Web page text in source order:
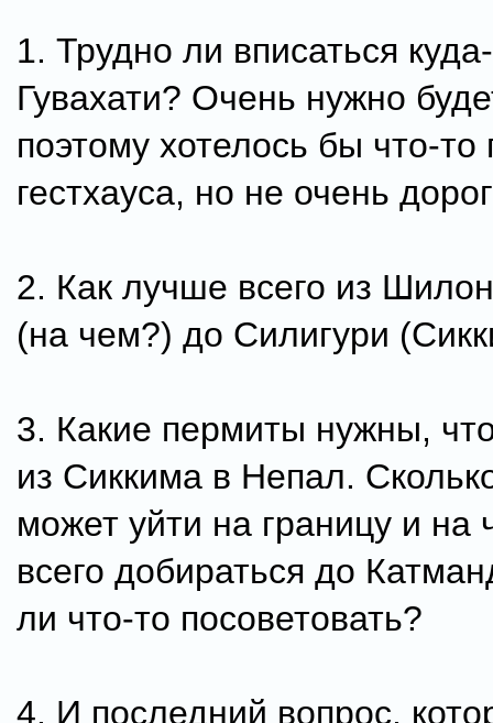
1. Трудно ли вписаться
Гувахати? Очень нужно
поэтому хотелось бы что-
гестхауса, но не очень
2. Как лучше всего из
(на чем?) до Силигури
3. Какие пермиты нужны,
из Сиккима в Непал.
может уйти на границу и
всего добираться до
ли что-то посоветовать?
4. И последний вопрос,